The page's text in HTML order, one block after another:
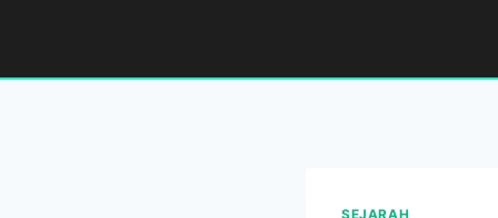
content
SEJARAH